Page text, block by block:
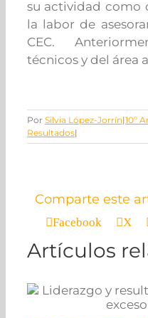
su actividad como
la labor de
CEC.
técnicos y del área
Por Silvia López-Jorrín|10º
Resultados|
Comparte este
Facebook X
Artículos